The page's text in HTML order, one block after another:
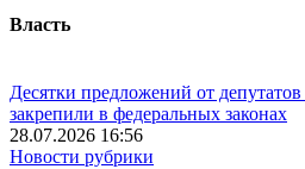
Власть
Десятки предложений от депутатов
закрепили в федеральных законах
28.07.2026 16:56
Новости рубрики